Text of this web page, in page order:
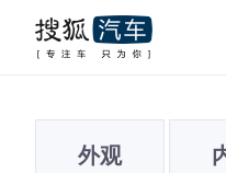
外观